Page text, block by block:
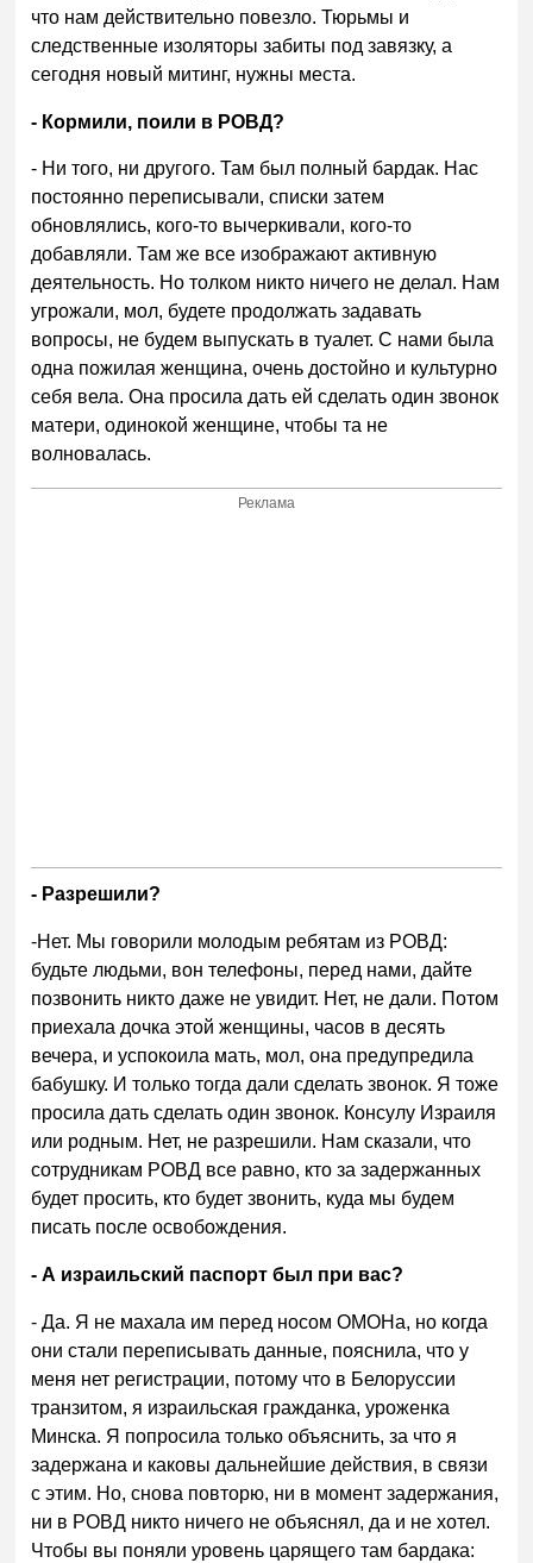
что нам действительно повезло. Тюрьмы и
следственные изоляторы забиты под завязку, а
сегодня новый митинг, нужны места.
- Кормили, поили в РОВД?
- Ни того, ни другого. Там был полный бардак. Нас
постоянно переписывали, списки затем
обновлялись, кого-то вычеркивали, кого-то
добавляли. Там же все изображают активную
деятельность. Но толком никто ничего не делал. Нам
угрожали, мол, будете продолжать задавать
вопросы, не будем выпускать в туалет. С нами была
одна пожилая женщина, очень достойно и культурно
себя вела. Она просила дать ей сделать один звонок
матери, одинокой женщине, чтобы та не
волновалась.
Реклама
- Разрешили?
-Нет. Мы говорили молодым ребятам из РОВД:
будьте людьми, вон телефоны, перед нами, дайте
позвонить никто даже не увидит. Нет, не дали. Потом
приехала дочка этой женщины, часов в десять
вечера, и успокоила мать, мол, она предупредила
бабушку. И только тогда дали сделать звонок. Я тоже
просила дать сделать один звонок. Консулу Израиля
или родным. Нет, не разрешили. Нам сказали, что
сотрудникам РОВД все равно, кто за задержанных
будет просить, кто будет звонить, куда мы будем
писать после освобождения.
- А израильский паспорт был при вас?
- Да. Я не махала им перед носом ОМОНа, но когда
они стали переписывать данные, пояснила, что у
меня нет регистрации, потому что в Белоруссии
транзитом, я израильская гражданка, уроженка
Минска. Я попросила только объяснить, за что я
задержана и каковы дальнейшие действия, в связи
с этим. Но, снова повторю, ни в момент задержания,
ни в РОВД никто ничего не объяснял, да и не хотел.
Чтобы вы поняли уровень царящего там бардака: